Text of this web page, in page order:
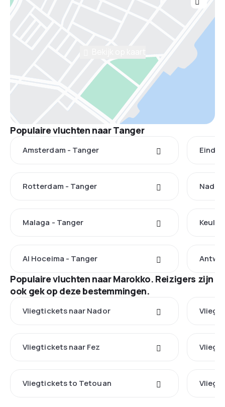
Populaire vluchten naar Tanger
Amsterdam - Tanger
Rotterdam - Tanger Nador
Malaga - Tanger
Al Hoceima - Tanger
Populaire vluchten naar Marokko. Reizigers zijn
ook gek op deze bestemmingen.
Vliegtickets naar Nador
Vliegtickets naar Fez
Vliegtickets to Tetouan